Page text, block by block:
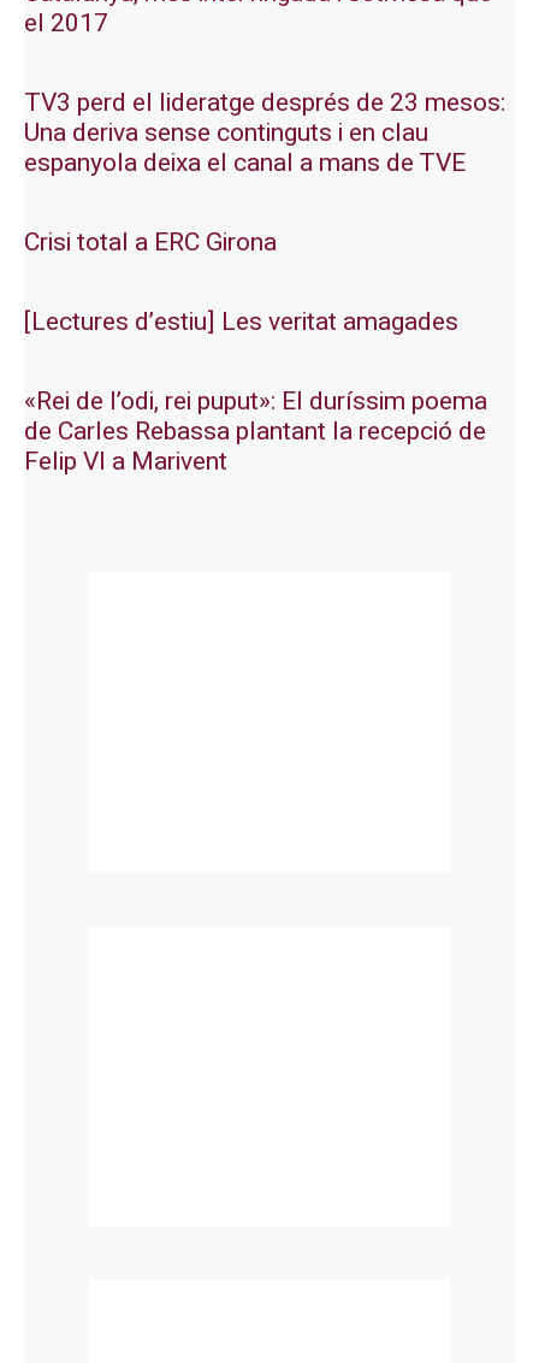
el 2017
TV3 perd el lideratge després de 23 mesos:
Una deriva sense continguts i en clau
espanyola deixa el canal a mans de TVE
Crisi total a ERC Girona
[Lectures d’estiu] Les veritat amagades
«Rei de l’odi, rei puput»: El duríssim poema
de Carles Rebassa plantant la recepció de
Felip VI a Marivent